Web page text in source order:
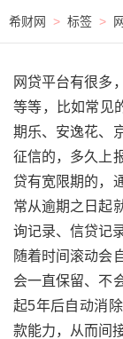
希财网 > 标签 >
网贷平台有很多
等等，比如常见
期乐、安逸花、
征信的，多久上
贷有宽限期的，
常从逾期之日起
询记录、信贷记
随着时间滚动会
会一直保留、不
起5年后自动消
款能力，从而间